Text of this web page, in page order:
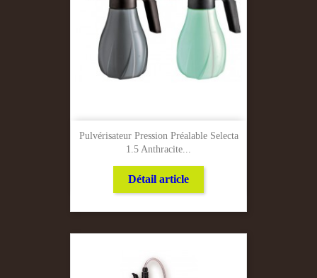
Pulvérisateur Pression Préalable Selecta
1.5 Anthracite...
Détail article